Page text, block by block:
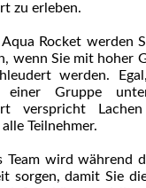
zu erleben.
Rocket werden
wenn Sie mit hoher
werden.
einer Gruppe
verspricht
Teilnehmer.
Team wird während
sorgen, damit Sie